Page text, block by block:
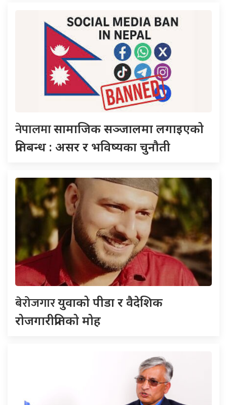
नेपालमासामाजिक सञ्जालमा लगाइएको
प्रतिबन्ध : असर र भविष्यका चुनौती
बेरोजगारयुवाको पीडा र वैदेशिक
रोजगारीप्रतिको मोह